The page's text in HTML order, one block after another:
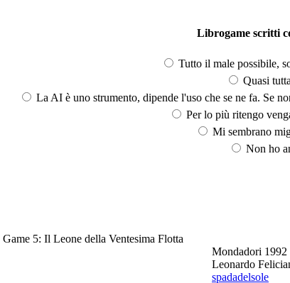
Librogame scritti
Tutto il male possibile,
Quasi
La AI è uno strumento, dipende l'uso che se ne fa. Se
Per lo più ritengo
Mi sembrano
Non ho
5: Il Leone della Ventesima Flotta
Mondadori 1992
Leonardo
spadadelsole